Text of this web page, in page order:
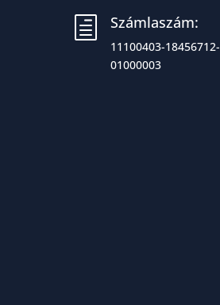
h Számlaszám:
11100403-18456712-
01000003